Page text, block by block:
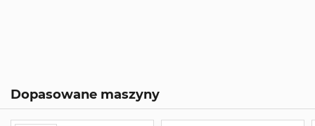
Dopasowane maszyny